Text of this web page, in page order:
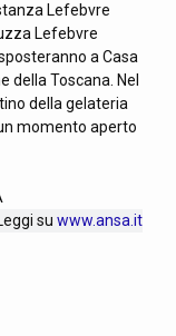
Lefebvre
Lefebvre
a Casa
della Toscana. Nel
della gelateria
momento aperto
su www.ansa.it